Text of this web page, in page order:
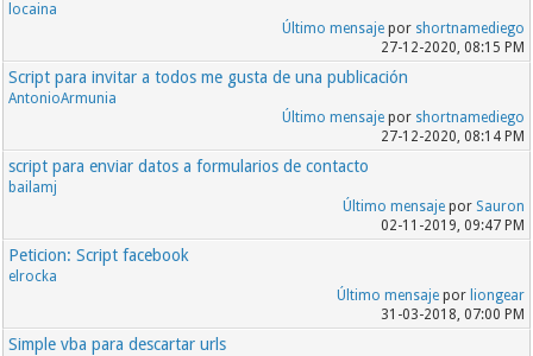
locaina
Último mensajepor shortnamediego
27-12-2020, 08:15 PM
Script para invitar a todos me gusta de una publicación
AntonioArmunia
Último mensajepor shortnamediego
27-12-2020, 08:14 PM
script para enviar datos a formularios de contacto
bailamj
Último mensajepor Sauron
02-11-2019, 09:47 PM
Peticion: Script facebook
elrocka
Último mensajepor liongear
31-03-2018, 07:00 PM
Simple vba para descartar urls